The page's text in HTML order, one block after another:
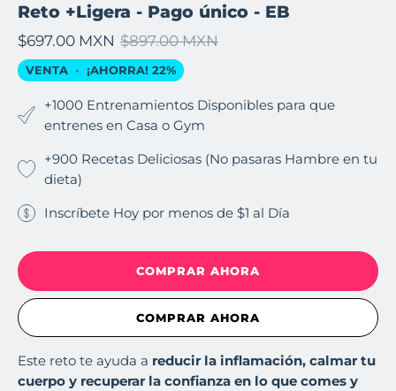
Reto +Ligera - Pago único - EB
$697.00 MXN $897.00 MXN
VENTA • ¡AHORRA! 22%
+1000 Entrenamientos Disponibles para que
entrenes en Casa o Gym
+900 Recetas Deliciosas (No pasaras Hambre en tu
dieta)
Inscríbete Hoy por menos de $1 al Día
COMPRAR AHORA
COMPRAR AHORA
Este reto te ayuda a reducir la inflamación, calmar tu
cuerpo y recuperar la confianza en lo que comes y